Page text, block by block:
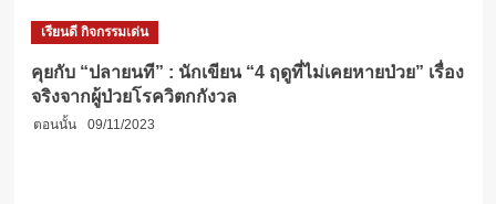
เรียนดี กิจกรรมเด่น
คุยกับ “ปลายนที” : นักเขียน “4 ฤดูที่ไม่เคยหายป่วย” เรื่อง
จริงจากผู้ป่วยโรควิตกกังวล
ตอนนั้น 09/11/2023